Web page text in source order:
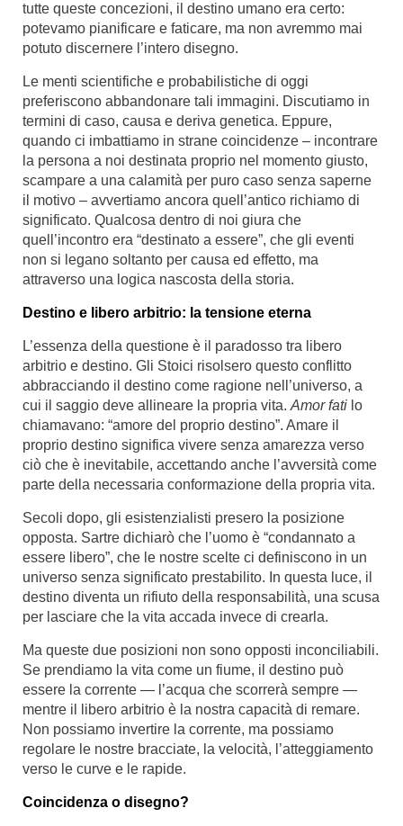
tutte queste concezioni, il destino umano era certo:
potevamo pianificare e faticare, ma non avremmo mai
potuto discernere l’intero disegno.
Le menti scientifiche e probabilistiche di oggi
preferiscono abbandonare tali immagini. Discutiamo in
termini di caso, causa e deriva genetica. Eppure,
quando ci imbattiamo in strane coincidenze – incontrare
la persona a noi destinata proprio nel momento giusto,
scampare a una calamità per puro caso senza saperne
il motivo – avvertiamo ancora quell’antico richiamo di
significato. Qualcosa dentro di noi giura che
quell’incontro era “destinato a essere”, che gli eventi
non si legano soltanto per causa ed effetto, ma
attraverso una logica nascosta della storia.
Destino e libero arbitrio: la tensione eterna
L’essenza della questione è il paradosso tra libero
arbitrio e destino. Gli Stoici risolsero questo conflitto
abbracciando il destino come ragione nell’universo, a
cui il saggio deve allineare la propria vita. Amor fati lo
chiamavano: “amore del proprio destino”. Amare il
proprio destino significa vivere senza amarezza verso
ciò che è inevitabile, accettando anche l’avversità come
parte della necessaria conformazione della propria vita.
Secoli dopo, gli esistenzialisti presero la posizione
opposta. Sartre dichiarò che l’uomo è “condannato a
essere libero”, che le nostre scelte ci definiscono in un
universo senza significato prestabilito. In questa luce, il
destino diventa un rifiuto della responsabilità, una scusa
per lasciare che la vita accada invece di crearla.
Ma queste due posizioni non sono opposti inconciliabili.
Se prendiamo la vita come un fiume, il destino può
essere la corrente — l’acqua che scorrerà sempre —
mentre il libero arbitrio è la nostra capacità di remare.
Non possiamo invertire la corrente, ma possiamo
regolare le nostre bracciate, la velocità, l’atteggiamento
verso le curve e le rapide.
Coincidenza o disegno?